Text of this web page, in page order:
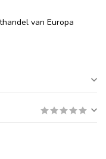
van Europa